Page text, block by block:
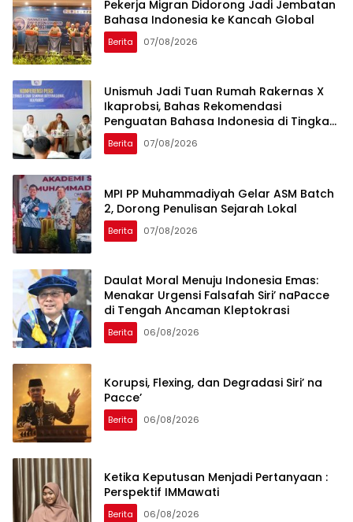
Pekerja Migran Didorong Jadi Jembatan
Bahasa Indonesia ke Kancah Global
Berita 07/08/2026
Unismuh Jadi Tuan Rumah Rakernas X
Ikaprobsi, Bahas Rekomendasi
Penguatan Bahasa Indonesia di Tingkat
Global
Berita 07/08/2026
MPI PP Muhammadiyah Gelar ASM Batch
2, Dorong Penulisan Sejarah Lokal
Berita 07/08/2026
Daulat Moral Menuju Indonesia Emas:
Menakar Urgensi Falsafah Siri’ naPacce
di Tengah Ancaman Kleptokrasi
Berita 06/08/2026
Korupsi, Flexing, dan Degradasi Siri’ na
Pacce’
Berita 06/08/2026
Ketika Keputusan Menjadi Pertanyaan :
Perspektif IMMawati
Berita 06/08/2026